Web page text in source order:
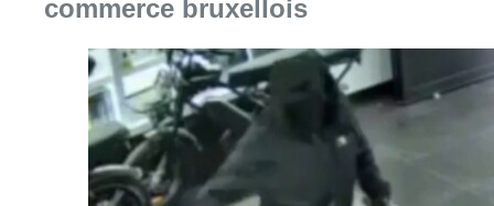
commerce bruxellois